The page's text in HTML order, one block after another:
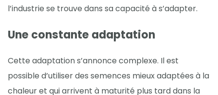
l’industrie se trouve dans sa capacité à s’adapter.
Une constante adaptation
Cette adaptation s’annonce complexe. Il est
possible d’utiliser des semences mieux adaptées à la
chaleur et qui arrivent à maturité plus tard dans la